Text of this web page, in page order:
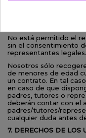
No está permitido el
sin el consentimiento
representantes legales.
Nosotros sólo
de menores de edad
un contrato. En tal
en caso de que
padres, tutores o
deberán contar con el
padres/tutores/
cualquier duda antes
7. DERECHOS DE LOS